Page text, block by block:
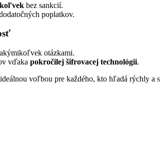
bez sankcií.
poplatkov.
otázkami.
vďaka pokročilej šifrovacej technológii.
voľbou pre každého, kto hľadá rýchly a